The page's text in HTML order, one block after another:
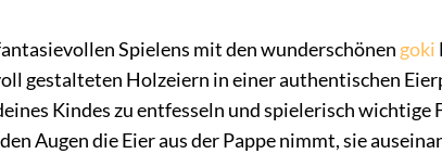
Spielens mit den wunderschönen goki
gestalteten Holzeiern in einer authentischen
Kindes zu entfesseln und spielerisch wichtige
Augen die Eier aus der Pappe nimmt, sie